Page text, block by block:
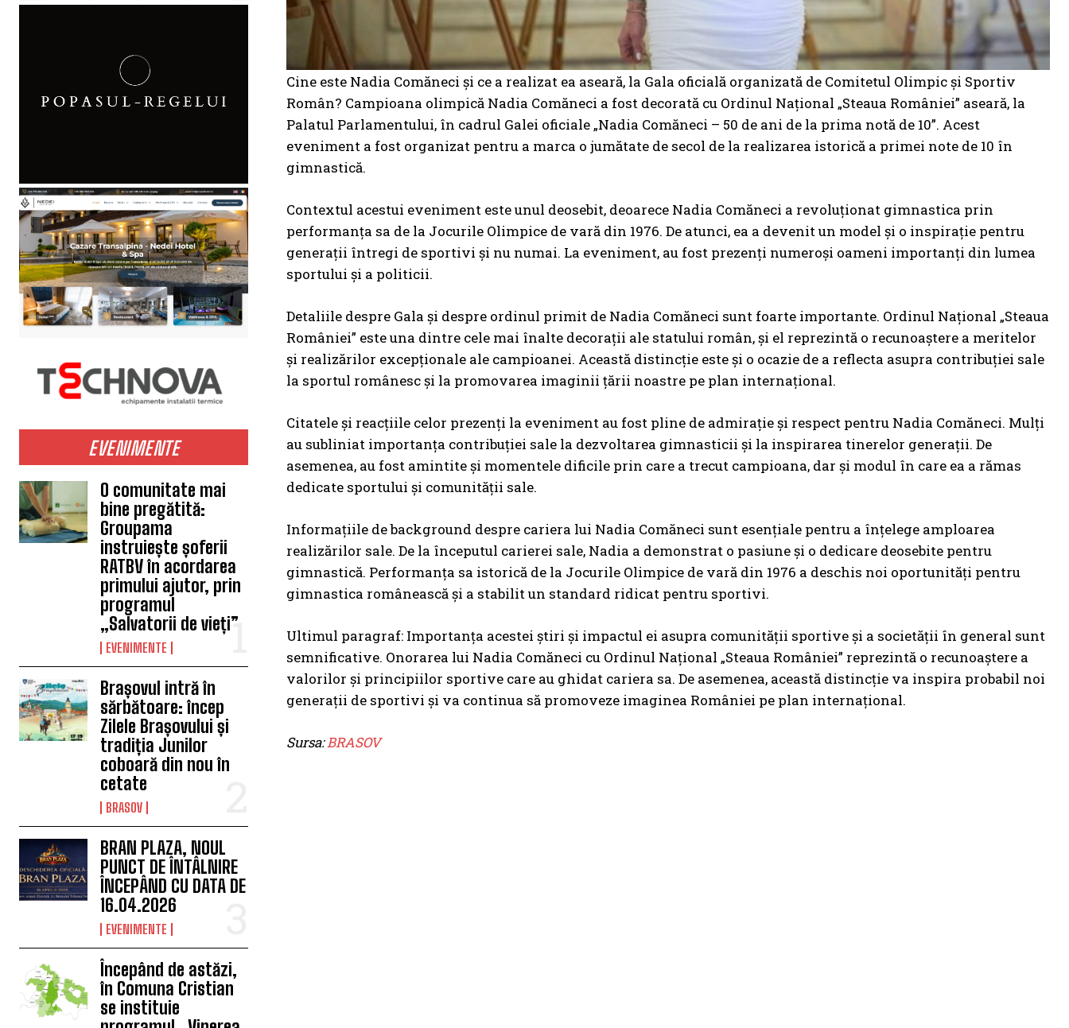
EVENIMENTE
O comunitate mai
bine pregătită:
Groupama
instruiește șoferii
RATBV în acordarea
primului ajutor, prin
programul
„Salvatorii de vieți”
EVENIMENTE
Brașovul intră în
sărbătoare: încep
Zilele Brașovului și
tradiția Junilor
coboară din nou în
cetate
BRASOV
BRAN PLAZA, NOUL
PUNCT DE ÎNTÂLNIRE
ÎNCEPÂND CU DATA DE
16.04.2026
EVENIMENTE
Începând de astăzi,
în Comuna Cristian
se instituie
Cine este Nadia Comăneci și ce a realizat ea aseară, la Gala oficială organizată de Comitetul Olimpic și Sportiv
Român? Campioana olimpică Nadia Comăneci a fost decorată cu Ordinul Naţional „Steaua României” aseară, la
Palatul Parlamentului, în cadrul Galei oficiale „Nadia Comăneci – 50 de ani de la prima notă de 10”. Acest
eveniment a fost organizat pentru a marca o jumătate de secol de la realizarea istorică a primei note de 10 în
gimnastică.
Contextul acestui eveniment este unul deosebit, deoarece Nadia Comăneci a revoluționat gimnastica prin
performanța sa de la Jocurile Olimpice de vară din 1976. De atunci, ea a devenit un model și o inspirație pentru
generații întregi de sportivi și nu numai. La eveniment, au fost prezenți numeroși oameni importanți din lumea
sportului și a politicii.
Detaliile despre Gala și despre ordinul primit de Nadia Comăneci sunt foarte importante. Ordinul Naţional „Steaua
României” este una dintre cele mai înalte decorații ale statului român, și el reprezintă o recunoaștere a meritelor
și realizărilor excepționale ale campioanei. Această distincție este și o ocazie de a reflecta asupra contribuției sale
la sportul românesc și la promovarea imaginii țării noastre pe plan internațional.
Citatele și reacțiile celor prezenți la eveniment au fost pline de admirație și respect pentru Nadia Comăneci. Mulți
au subliniat importanța contribuției sale la dezvoltarea gimnasticii și la inspirarea tinerelor generații. De
asemenea, au fost amintite și momentele dificile prin care a trecut campioana, dar și modul în care ea a rămas
dedicate sportului și comunității sale.
Informațiile de background despre cariera lui Nadia Comăneci sunt esențiale pentru a înțelege amploarea
realizărilor sale. De la începutul carierei sale, Nadia a demonstrat o pasiune și o dedicare deosebite pentru
gimnastică. Performanța sa istorică de la Jocurile Olimpice de vară din 1976 a deschis noi oportunități pentru
gimnastica românească și a stabilit un standard ridicat pentru sportivi.
Ultimul paragraf: Importanța acestei știri și impactul ei asupra comunității sportive și a societății în general sunt
semnificative. Onorarea lui Nadia Comăneci cu Ordinul Naţional „Steaua României” reprezintă o recunoaștere a
valorilor și principiilor sportive care au ghidat cariera sa. De asemenea, această distincție va inspira probabil noi
generații de sportivi și va continua să promoveze imaginea României pe plan internațional.
Sursa:BRASOV